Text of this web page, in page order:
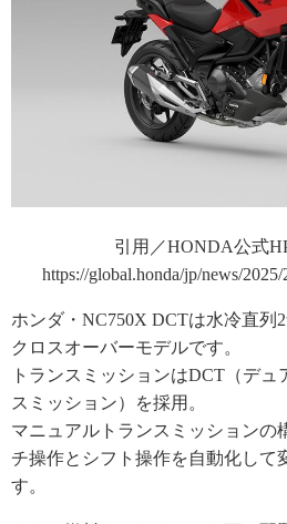
引用／HONDA公式
https://global.honda/jp/news/2025/
ホンダ・NC750X DCTは水冷直列
クロスオーバーモデルです。
トランスミッションはDCT（デ
スミッション）を採用。
マニュアルトランスミッションの
チ操作とシフト操作を自動化して
す。